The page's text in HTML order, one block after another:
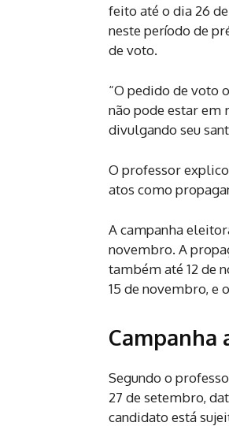
feito até o dia 26
neste período de
de voto.
“O pedido de voto
não pode estar em
divulgando seu
O professor
atos como
A campanha
novembro. A
também até 12 de
15 de novembro, e
Campanha
Segundo o
27 de setembro,
candidato está